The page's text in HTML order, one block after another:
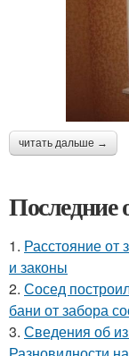
читать дальше →
Последние
1. Расстояние
и законы
2. Сосед
бани от забора
3. Сведения об